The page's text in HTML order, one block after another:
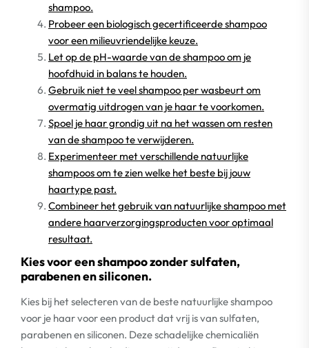
shampoo.
Probeer een biologisch gecertificeerde shampoo
voor een milieuvriendelijke keuze.
Let op de pH-waarde van de shampoo om je
hoofdhuid in balans te houden.
Gebruik niet te veel shampoo per wasbeurt om
overmatig uitdrogen van je haar te voorkomen.
Spoel je haar grondig uit na het wassen om resten
van de shampoo te verwijderen.
Experimenteer met verschillende natuurlijke
shampoos om te zien welke het beste bij jouw
haartype past.
Combineer het gebruik van natuurlijke shampoo met
andere haarverzorgingsproducten voor optimaal
resultaat.
Kies voor een shampoo zonder sulfaten,
parabenen en siliconen.
Kies bij het selecteren van de beste natuurlijke shampoo
voor je haar voor een product dat vrij is van sulfaten,
parabenen en siliconen. Deze schadelijke chemicaliën